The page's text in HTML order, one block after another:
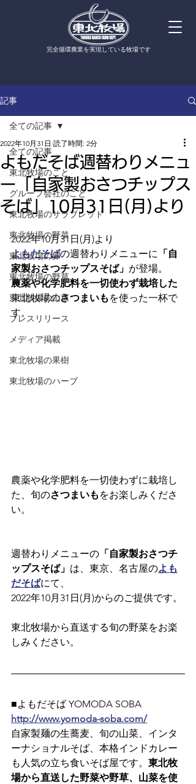
​完全循環農業を実現している牧場です
記事
全ての記事
東北牧場のこと
グループ会社のこと
東北牧場のサラブレッド
東北牧場の野菜
東北牧場の卵
東北牧場の野草
東北牧場の山菜
プレスリリース
メディア掲載
東北牧場の果樹
東北牧場のハーブ
全ての記事
よもだそば週替わりメニュ
ー「自家製おさつチップス
そば」10月31日(月)より
2022年10月31日 読了時間: 2分
2022年10月31日(月)より
よもだそばの週替わりメニューに 「自
家製おさつチップスそば」 が登場。
農薬や化学肥料を一切使わず栽培した
東北牧場のさつまいも を使った一杯で
す。
農薬や化学肥料を一切使わずに栽培し
た、旬のさつまいも をお楽しみくださ
い。
週替わりメニューの 「自家製おさつチ
ップスそば」 は、東京、名古屋のよも
だそばにて、
2022年10月31日(月)からのご提供です。
東北牧場から直送する旬の野菜をお楽
しみください。
■よもだそば YOMODA SOBA
http://www.yomoda-soba.com/
自家製麺の生蕎麦、旬の山菜、インタ
ーナショナルそば、本格インドカレー
も人気の立ち食いそば屋です。 東北牧
場から直送した野菜や野草、山菜を使